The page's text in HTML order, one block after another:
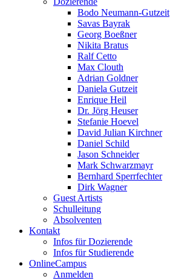
Bodo Neumann-Gutzeit
Savas Bayrak
Georg Boeßner
Nikita Bratus
Ralf Cetto
Max Clouth
Adrian Goldner
Daniela Gutzeit
Enrique Heil
Dr. Jörg Heuser
Stefanie Hoevel
David Julian Kirchner
Daniel Schild
Jason Schneider
Mark Schwarzmayr
Bernhard Sperrfechter
Dirk Wagner
Guest Artists
Schulleitung
Absolventen
Kontakt
Infos für Dozierende
Infos für Studierende
OnlineCampus
Anmelden